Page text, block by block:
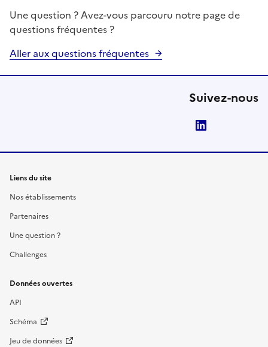
Une question ? Avez-vous parcouru notre page de
questions fréquentes ?
Aller aux questions fréquentes
Suivez-nous
Liens du site
Nos établissements
Partenaires
Une question ?
Challenges
Données ouvertes
API
Schéma
Jeu de données